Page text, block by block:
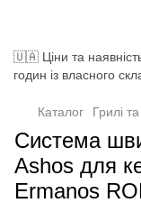
🇺🇦 Ціни та
годин із власного
Каталог Грилі
Система
Ashos для
Ermanos